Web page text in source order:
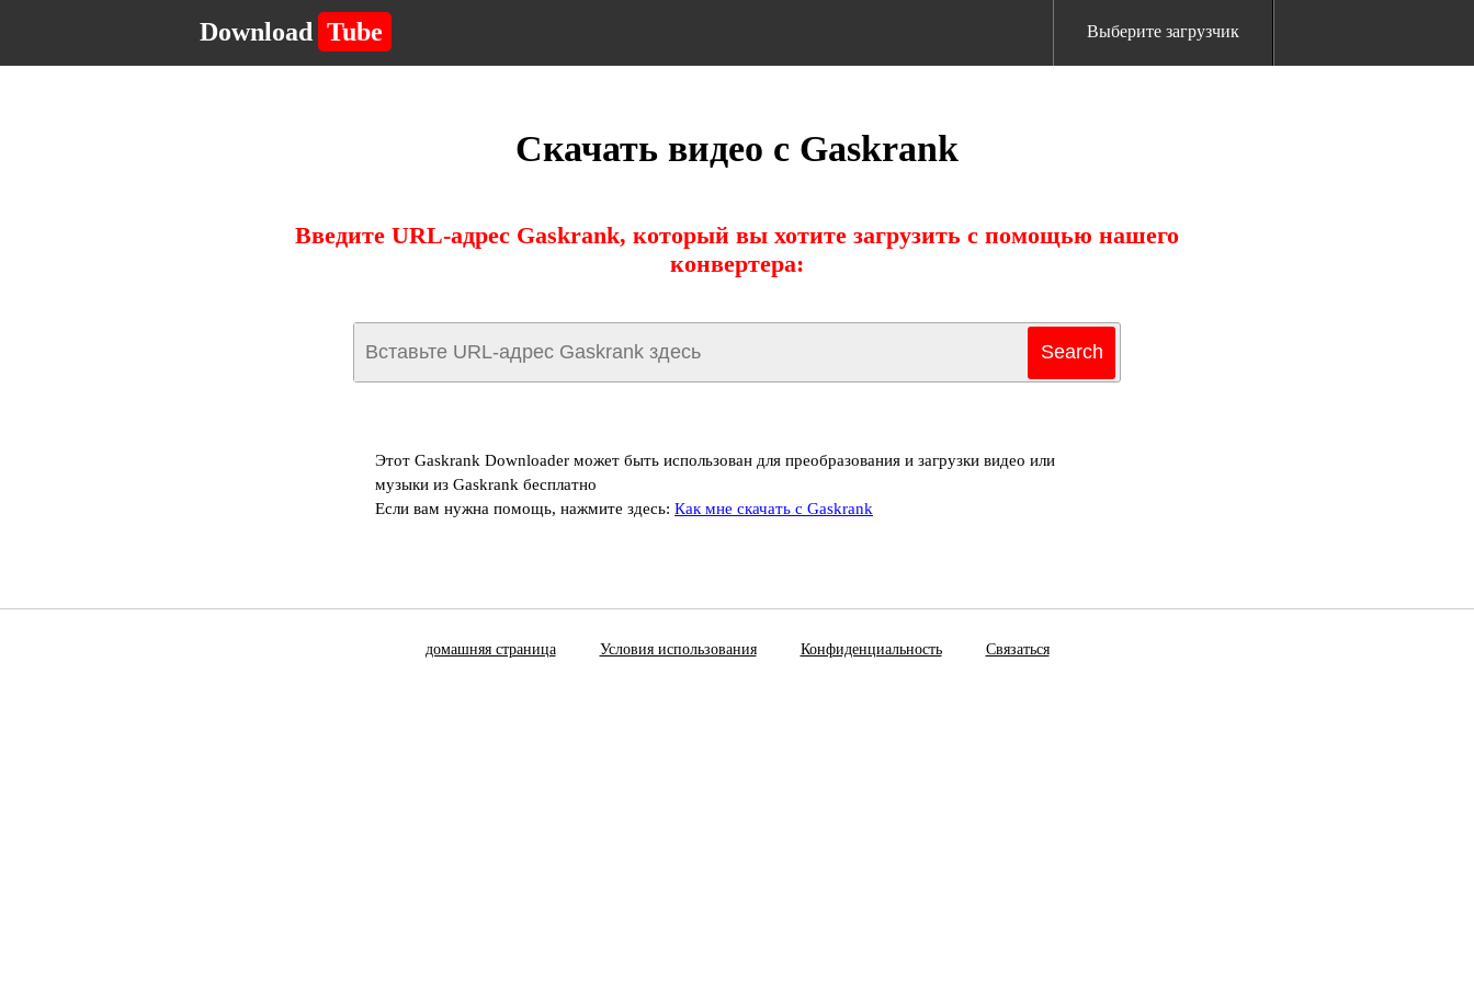
Download Tube Выберите загрузчик
Скачать видео с Gaskrank
Введите URL-адрес Gaskrank, который вы хотите загрузить с помощью нашего
конвертера:
Этот Gaskrank Downloader может быть использован для преобразования и загрузки видео или
музыки из Gaskrank бесплатно
Если вам нужна помощь, нажмите здесь: Как мне скачать с Gaskrank
домашняя страница Условия использования Конфиденциальность Связаться